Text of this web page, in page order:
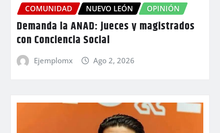
COMUNIDAD NUEVO LEÓN OPINIÓN
Demanda la ANAD: jueces y magistrados
con Conciencia Social
Ejemplomx Ago 2, 2026